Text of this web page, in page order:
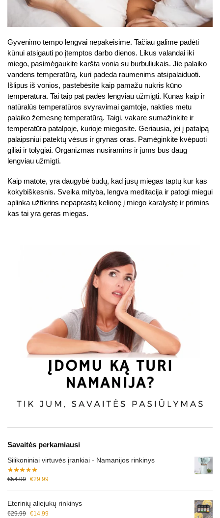
Gyvenimo tempo lengvai nepakeisime. Tačiau galime padėti
kūnui atsigauti po įtemptos darbo dienos. Likus valandai iki
miego, pasimėgaukite karšta vonia su burbuliukais. Jie palaiko
vandens temperatūrą, kuri padeda raumenims atsipalaiduoti.
Išlipus iš vonios, pastebėsite kaip pamažu nukris kūno
temperatūra. Tai taip pat padės lengviau užmigti. Kūnas kaip ir
natūralūs temperatūros svyravimai gamtoje, nakties metu
palaiko žemesnę temperatūrą. Taigi, vakare sumažinkite ir
temperatūra patalpoje, kurioje miegosite. Geriausia, jei į patalpą
palaipsniui patektų vėsus ir grynas oras. Pamėginkite kvėpuoti
giliai ir tolygiai. Organizmas nusiramins ir jums bus daug
lengviau užmigti.
Kaip matote, yra daugybė būdų, kad jūsų miegas taptų kur kas
kokybiškesnis. Sveika mityba, lengva meditacija ir patogi miegui
aplinka užtikrins nepaprastą kelionę į miego karalystę ir primins
kas tai yra geras miegas.
Savaitės perkamiausi
Silikoniniai virtuvės įrankiai - Namanijos rinkinys
€54.99 €29.99
Eterinių aliejukų rinkinys
€29.99 €14.99